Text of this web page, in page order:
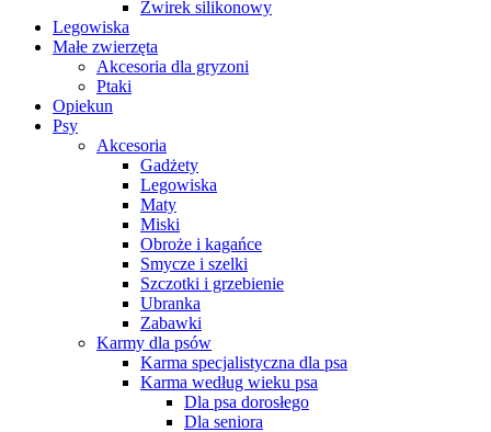
Żwirek silikonowy
Legowiska
Małe zwierzęta
Akcesoria dla gryzoni
Ptaki
Opiekun
Psy
Akcesoria
Gadżety
Legowiska
Maty
Miski
Obroże i kagańce
Smycze i szelki
Szczotki i grzebienie
Ubranka
Zabawki
Karmy dla psów
Karma specjalistyczna dla psa
Karma według wieku psa
Dla psa dorosłego
Dla seniora